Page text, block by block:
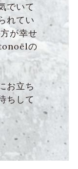
でいて
れてい
が幸せ
の
お立ち
ちして